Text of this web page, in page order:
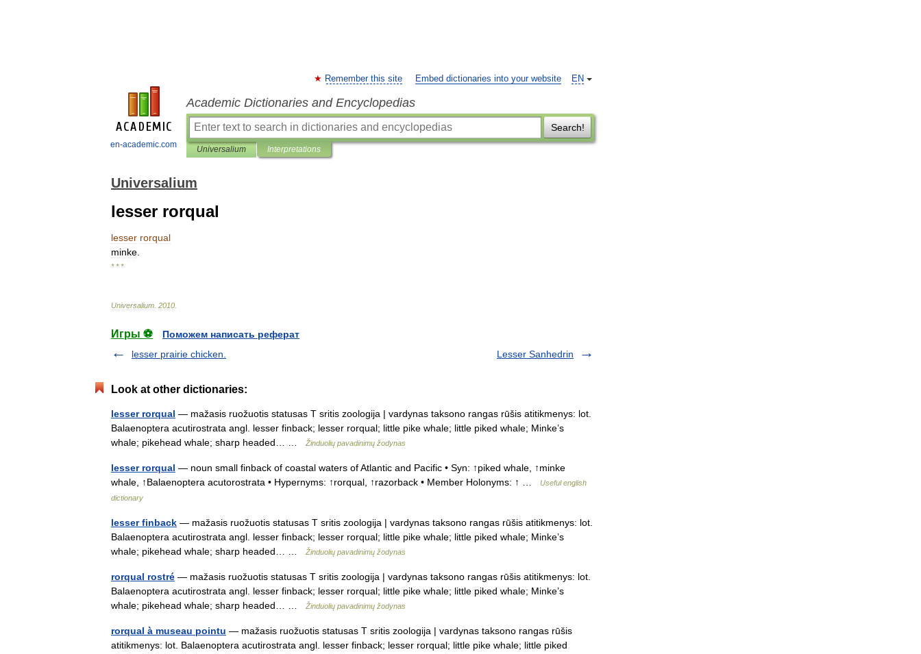
en-academic.com
EN
Remember this site Embed dictionaries into your website
Academic Dictionaries and Encyclopedias
Search!
Universalium Interpretations
Universalium
lesser rorqual
lesser rorqual
minke
* * *
Universalium 2010
Игры ⚽
Поможем написать реферат
lesser prairie chicken.
Lesser Sanhedrin
Look at other dictionaries:
lesser rorqual — mažasis ruožuotis statusas T sritis zoologija | vardynas taksono rangas rūšis atitikmenys: lot.
Balaenoptera acutirostrata angl. lesser finback; lesser rorqual; little pike whale; little piked whale; Minke’s
whale; pikehead whale; sharp headed… …
Žinduolių pavadinimų žodynas
lesser rorqual — noun small finback of coastal waters of Atlantic and Pacific • Syn: ↑piked whale, ↑minke
whale, ↑Balaenoptera acutorostrata • Hypernyms: ↑rorqual, ↑razorback • Member Holonyms: ↑ …
Useful english
dictionary
lesser finback — mažasis ruožuotis statusas T sritis zoologija | vardynas taksono rangas rūšis atitikmenys: lot.
Balaenoptera acutirostrata angl. lesser finback; lesser rorqual; little pike whale; little piked whale; Minke’s
whale; pikehead whale; sharp headed… …
Žinduolių pavadinimų žodynas
rorqual rostré — mažasis ruožuotis statusas T sritis zoologija | vardynas taksono rangas rūšis atitikmenys: lot.
Balaenoptera acutirostrata angl. lesser finback; lesser rorqual; little pike whale; little piked whale; Minke’s
whale; pikehead whale; sharp headed… …
Žinduolių pavadinimų žodynas
rorqual à museau pointu — mažasis ruožuotis statusas T sritis zoologija | vardynas taksono rangas rūšis
atitikmenys: lot. Balaenoptera acutirostrata angl. lesser finback; lesser rorqual; little pike whale; little piked